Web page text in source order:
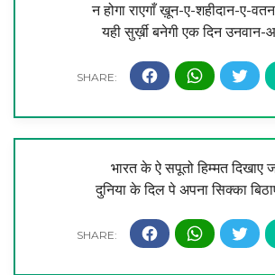
न होगा राएगाँ ख़ून-ए-शहीदान-ए-
यही सुर्ख़ी बनेगी एक दिन उनवान-
भारत के ऐ सपूतो हिम्मत दिखाए
दुनिया के दिल पे अपना सिक्का